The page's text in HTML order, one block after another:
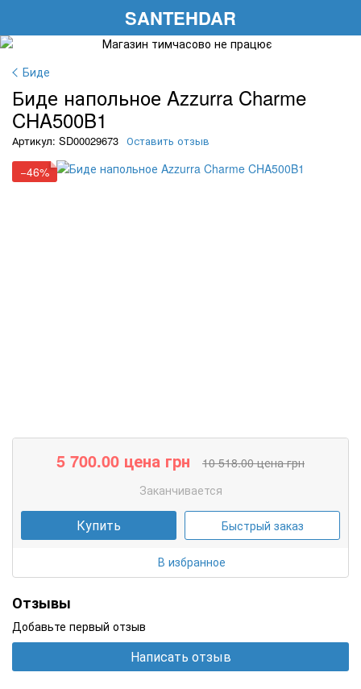
SANTEHDAR
Биде
Биде напольное Azzurra Charme
CHA500B1
Артикул: SD00029673 Оставить отзыв
−46%
5 700.00 цена грн 10 518.00цена грн
Заканчивается
Купить Быстрый заказ
В избранное
Отзывы
Добавьте первый отзыв
Написать отзыв